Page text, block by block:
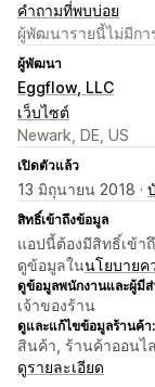
คำถามที่พบบ่อย
ผู้พัฒนารายนี้ไม่มีกา
ผู้พัฒนา
Eggflow, LLC
เว็บไซต์
Newark, DE, US
เปิดตัวแล้ว
13 มิถุนายน 2018 ·
สิทธิ์เข้าถึงข้อมูล
แอปนี้ต้องมีสิทธิ์เข้า
ดูข้อมูลในนโยบายค
ดูข้อมูลพนักงานและผู้มีส่
เจ้าของร้าน
ดูและแก้ไขข้อมูลร้านค้า:
สินค้า, ร้านค้าออนไ
ดูรายละเอียด